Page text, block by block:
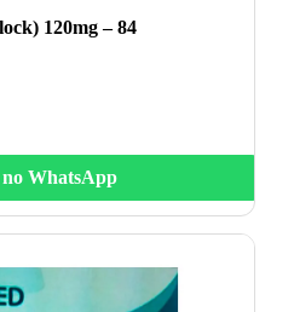
120mg – 84
WhatsApp